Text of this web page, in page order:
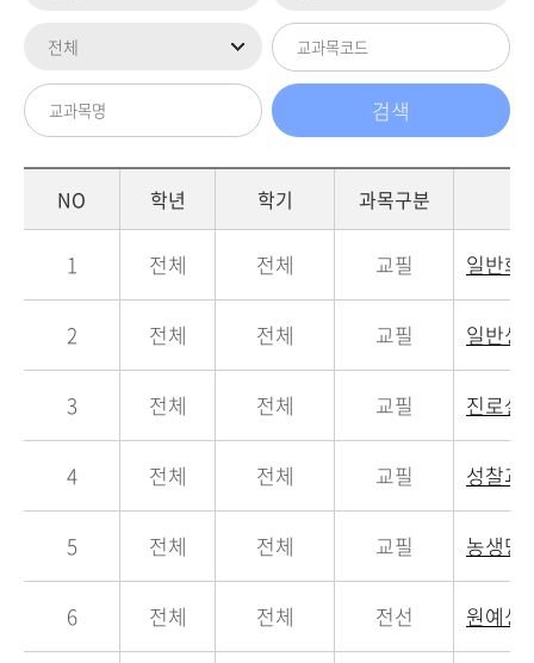
NO 학년 학기 과목구분
1 전체 전체 교필 일반화
2 전체 전체 교필 일반생
3 전체 전체 교필 진로설
4 전체 전체 교필 성찰과
5 전체 전체 교필 농생명
6 전체 전체 전선 원예생